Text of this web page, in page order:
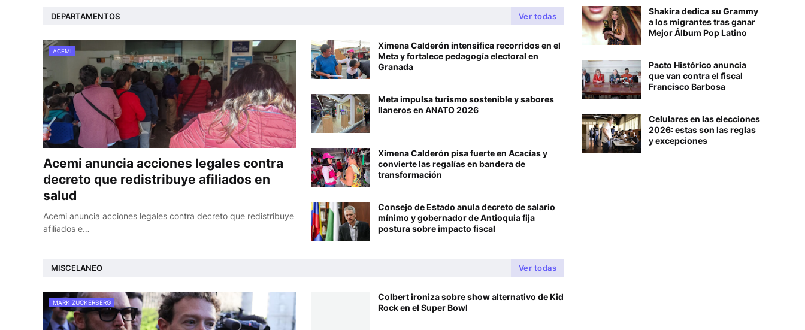
DEPARTAMENTOS Ver todas
ACEMI
Acemi anuncia acciones legales contra
decreto que redistribuye afiliados en
salud
Acemi anuncia acciones legales contra decreto que redistribuye
afiliados e…
Ximena Calderón intensifica recorridos en el
Meta y fortalece pedagogía electoral en
Granada
Meta impulsa turismo sostenible y sabores
llaneros en ANATO 2026
Ximena Calderón pisa fuerte en Acacías y
convierte las regalías en bandera de
transformación
Consejo de Estado anula decreto de salario
mínimo y gobernador de Antioquia fija
postura sobre impacto fiscal
MISCELANEO Ver todas
MARK ZUCKERBERG
Colbert ironiza sobre show alternativo de Kid
Rock en el Super Bowl
Shakira dedica su Grammy
a los migrantes tras ganar
Mejor Álbum Pop Latino
Pacto Histórico anuncia
que van contra el fiscal
Francisco Barbosa
Celulares en las elecciones
2026: estas son las reglas
y excepciones